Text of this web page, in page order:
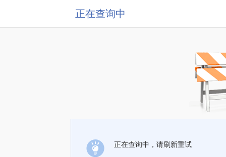
正在查询中
正在查询中，请刷新重试